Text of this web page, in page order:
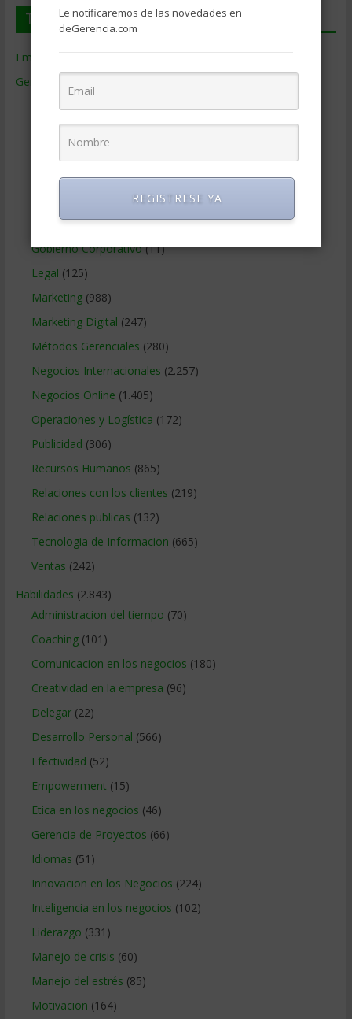
Temas de Gerencia
Empresas de Gerencia
Gerencia
Contabilidad(466)
Educacion Gerencial
Estrategia Empresarial(304)
Finanzas Corporativas(748)
Gerencia social y ambiental(223)
Gobierno Corporativo(11)
Legal (125)
Marketing(988)
Marketing Digital (247)
Métodos Gerenciales (280)
Negocios Internacionales (2.257)
Negocios Online (1.405)
Operaciones y Logística (172)
Publicidad (306)
Recursos Humanos (865)
Relaciones con los clientes (219)
Relaciones publicas (132)
Tecnologia de Informacion (665)
Ventas (242)
Habilidades (2.843)
Administracion del tiempo (70)
Coaching(101)
Comunicacion en los negocios (180)
Creatividad en la empresa (96)
Delegar(22)
Desarrollo Personal (566)
Efectividad (52)
Empowerment (15)
Etica en los negocios (46)
Gerencia de Proyectos (66)
Idiomas (51)
Innovacion en los Negocios (224)
Inteligencia en los negocios (102)
Liderazgo (331)
Manejo de crisis (60)
Manejo del estrés (85)
Motivacion (164)
Le notificaremos de las novedades en
deGerencia.com
REGISTRESE YA